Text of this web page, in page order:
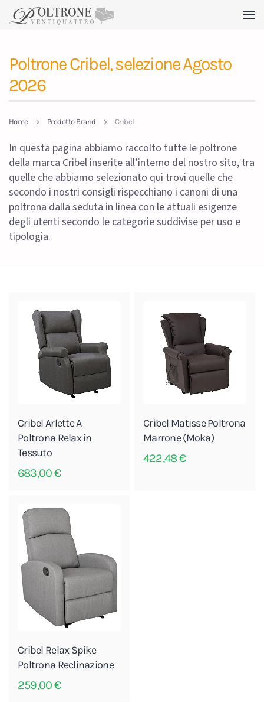
Poltrone Cribel, selezione Agosto
2026
Home Prodotto Brand Cribel
In questa pagina abbiamo raccolto tutte le poltrone
della marca Cribel inserite all’interno del nostro sito, tra
quelle che abbiamo selezionato qui trovi quelle che
secondo i nostri consigli rispecchiano i canoni di una
poltrona dalla seduta in linea con le attuali esigenze
degli utenti secondo le categorie suddivise per uso e
tipologia.
Cribel Arlette A
Poltrona Relax in
Tessuto
683,00€
Cribel Matisse Poltrona
Marrone (Moka)
422,48€
Cribel Relax Spike
Poltrona Reclinazione
259,00€